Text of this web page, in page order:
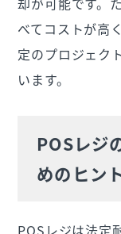
べてコストが高
定のプロジェク
います。
POSレジ
めのヒン
POSレジは法定